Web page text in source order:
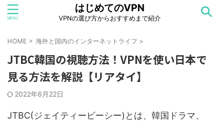
はじめてのVPN
VPNの選び方からおすすめまで紹介
HOME > 海外と国内のインターネットライフ >
JTBC韓国の視聴方法！VPNを使い日本で
見る方法を解説【リアタイ】
2022年6月22日
JTBC(ジェイティービーシー)とは、韓国ドラマ、